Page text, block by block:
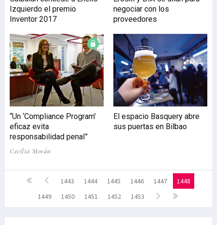
Izquierdo el premio
Inventor 2017
negociar con los
proveedores
“Un ‘Compliance Program’
eficaz evita
responsabilidad penal”
Cecilia Morán
El espacio Basquery abre
sus puertas en Bilbao
1443 1444 1445 1446 1447
1448
1449
1450 1451 1452 1453